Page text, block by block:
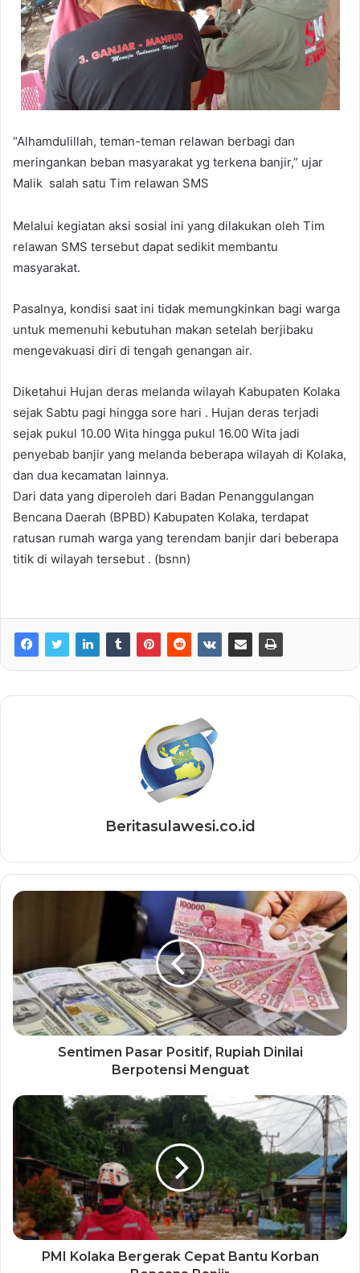
“Alhamdulillah, teman-teman relawan berbagi dan
meringankan beban masyarakat yg terkena banjir,” ujar
Malik salah satu Tim relawan SMS
Melalui kegiatan aksi sosial ini yang dilakukan oleh Tim
relawan SMS tersebut dapat sedikit membantu
masyarakat.
Pasalnya, kondisi saat ini tidak memungkinkan bagi warga
untuk memenuhi kebutuhan makan setelah berjibaku
mengevakuasi diri di tengah genangan air.
Diketahui Hujan deras melanda wilayah Kabupaten Kolaka
sejak Sabtu pagi hingga sore hari . Hujan deras terjadi
sejak pukul 10.00 Wita hingga pukul 16.00 Wita jadi
penyebab banjir yang melanda beberapa wilayah di Kolaka,
dan dua kecamatan lainnya.
Dari data yang diperoleh dari Badan Penanggulangan
Bencana Daerah (BPBD) Kabupaten Kolaka, terdapat
ratusan rumah warga yang terendam banjir dari beberapa
titik di wilayah tersebut . (bsnn)
Beritasulawesi.co.id
Sentimen Pasar Positif, Rupiah Dinilai
Berpotensi Menguat
PMI Kolaka Bergerak Cepat Bantu Korban